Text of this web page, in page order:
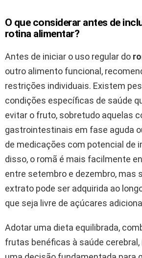
O que considerar antes de
rotina alimentar?
Antes de iniciar o uso regular do
outro alimento funcional,
restrições individuais. Existem
condições específicas de saúde
evitar o fruto, sobretudo aquelas
gastrointestinais em fase aguda
de medicações com potencial de
disso, o romã é mais facilmente
entre setembro e dezembro, mas
extrato pode ser adquirida ao
que seja livre de açúcares
Adotar uma dieta equilibrada,
frutas benéficas à saúde